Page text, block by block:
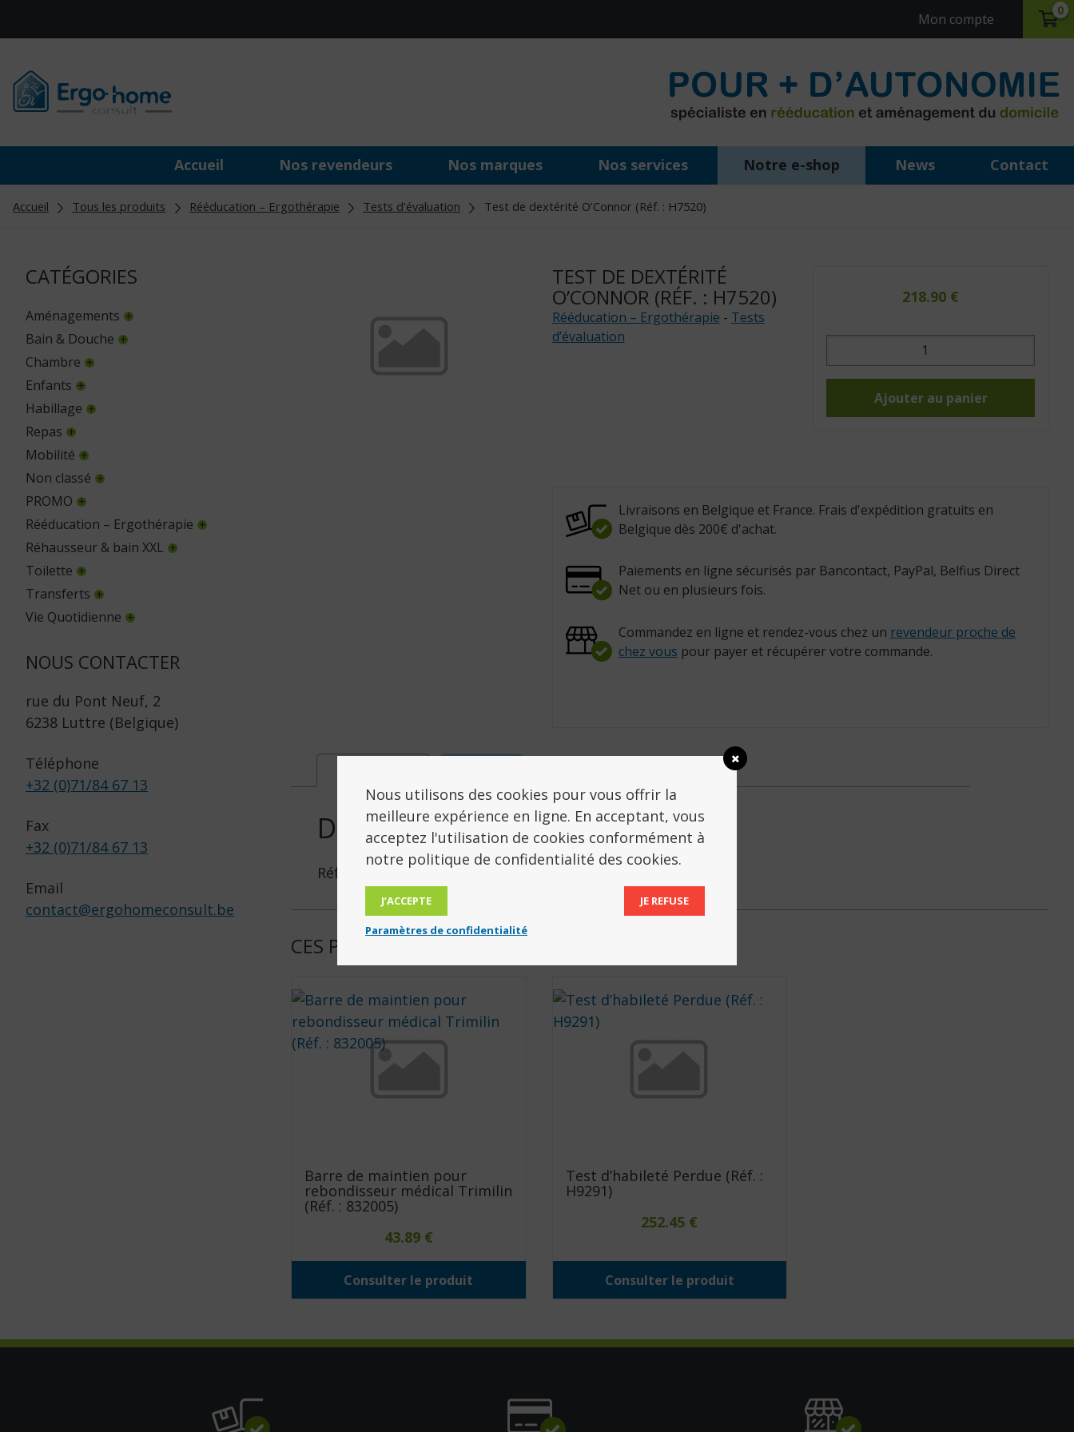
Mon compte
0
Accueil Nos revendeurs Nos marques Nos services Notre e-shop News Contact
Accueil Tous les produits Rééducation – Ergothérapie Tests d’évaluation Test de dextérité O’Connor (Réf. : H7520)
CATÉGORIES
Aménagements
Bain & Douche
Chambre
Enfants
Habillage
Repas
Mobilité
Non classé
PROMO
Rééducation – Ergothérapie
Réhausseur & bain XXL
Toilette
Transferts
Vie Quotidienne
NOUS CONTACTER
rue du Pont Neuf, 2
6238 Luttre (Belgique)
Téléphone
+32 (0)71/84 67 13
Fax
+32 (0)71/84 67 13
Email
contact@ergohomeconsult.be
TEST DE DEXTÉRITÉ
O’CONNOR (RÉF. : H7520)
Rééducation – Ergothérapie - Tests
d’évaluation
218.90 €
quantité
dextérité
O’Connor
:
Ajouter au panier
Livraisons en Belgique et France. Frais d'expédition gratuits en
Belgique dès 200€ d'achat.
Paiements en ligne sécurisés par Bancontact, PayPal, Belfius Direct
Net ou en plusieurs fois.
Commandez en ligne et rendez-vous chez un revendeur proche de
chez vous pour payer et récupérer votre commande.
DESCRIPTION
Réf. : H7520
CES PRODUITS POURRAIENT VOUS INTÉRESSER
Barre de maintien pour
rebondisseur médical Trimilin
(Réf. : 832005)
43.89 €
Consulter le produit
Test d’habileté Perdue (Réf. :
H9291)
252.45 €
Consulter le produit
Nous utilisons des cookies pour vous offrir la
meilleure expérience en ligne. En acceptant, vous
acceptez l'utilisation de cookies conformément à
notre politique de confidentialité des cookies.
J’ACCEPTE JE REFUSE
Paramètres de confidentialité